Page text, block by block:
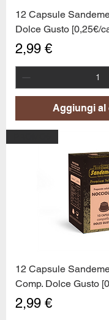
12 Capsule
Dolce Gusto [0,25€/
Prezzo
2,99 €
Aggiungi al
12 Capsule
Comp. Dolce Gusto
Prezzo
2,99 €